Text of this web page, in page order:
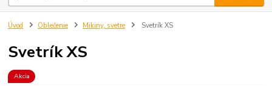
Úvod Oblečenie Mikiny, svetre Svetrík XS
Svetrík XS
Akcia